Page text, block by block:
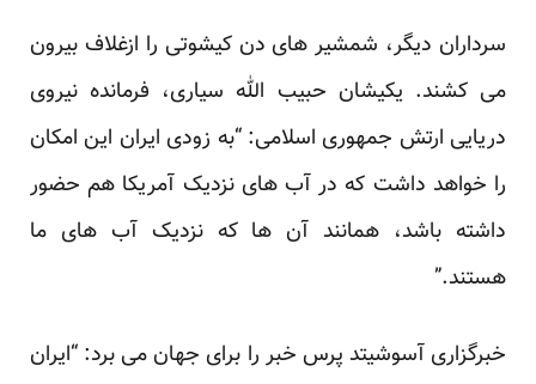
سرداران دیگر، شمشیر های دن کیشوتی را ازغلاف بیرون
می کشند. یکیشان حبیب الله سیاری، فرمانده نیروی
دریایی ارتش جمهوری اسلامی: “به زودی ایران این امکان
را خواهد داشت که در آب های نزدیک آمریکا هم حضور
داشته باشد، همانند آن ها که نزدیک آب های ما
هستند.”
خبرگزاری آسوشیتد پرس خبر را برای جهان می برد: “ایران